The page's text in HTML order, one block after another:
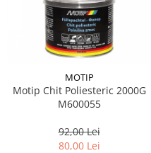
MOTIP
Motip Chit Poliesteric 2000G
M600055
92,00 Lei
80,00 Lei